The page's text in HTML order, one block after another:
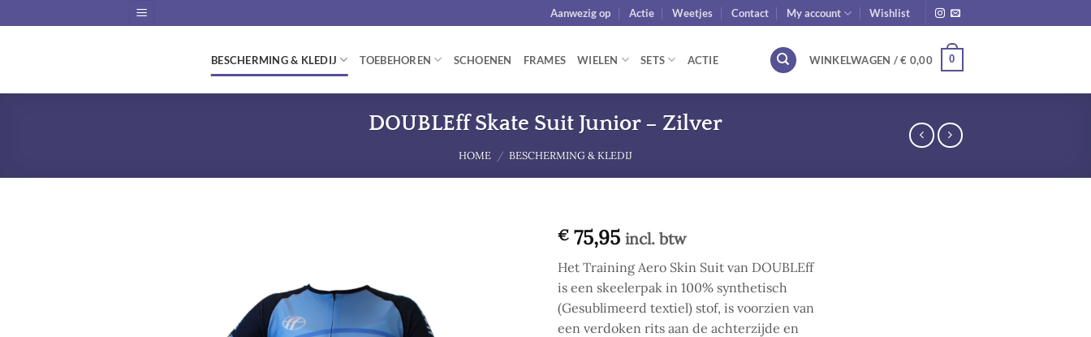
to
Aanwezig op Actie Weetjes Contact My account Wishlist
BESCHERMING & KLEDIJ TOEBEHOREN SCHOENEN FRAMES WIELEN SETS ACTIE WINKELWAGEN /€ 0,00 0
DOUBLEff Skate Suit Junior – Zilver
HOME / BESCHERMING & KLEDIJ
€ 75,95 incl. btw
Het Training Aero Skin Suit van DOUBLEff
is een skeelerpak in 100% synthetisch
(Gesublimeerd textiel) stof, is voorzien van
een verdoken rits aan de achterzijde en